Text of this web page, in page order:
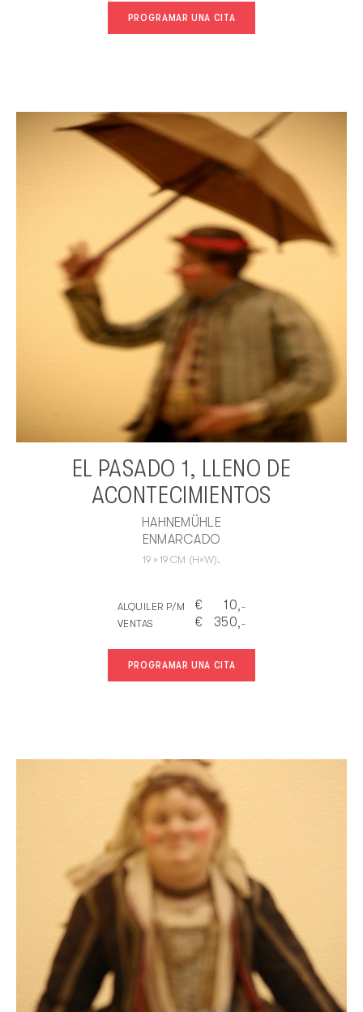
PROGRAMAR UNA CITA
EL PASADO 1, LLENO DE
ACONTECIMIENTOS
HAHNEMÜHLE
ENMARCADO
19 × 19 CM (H×W).
ALQUILER P/M € 10,-
VENTAS
€ 350,-
PROGRAMAR UNA CITA